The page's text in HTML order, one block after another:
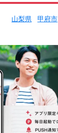
山梨県 甲府市